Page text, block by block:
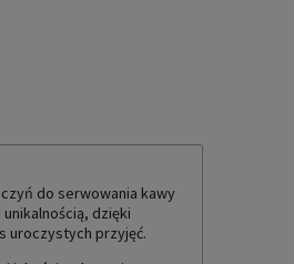
do serwowania kawy
dzięki
uroczystych przyjęć.